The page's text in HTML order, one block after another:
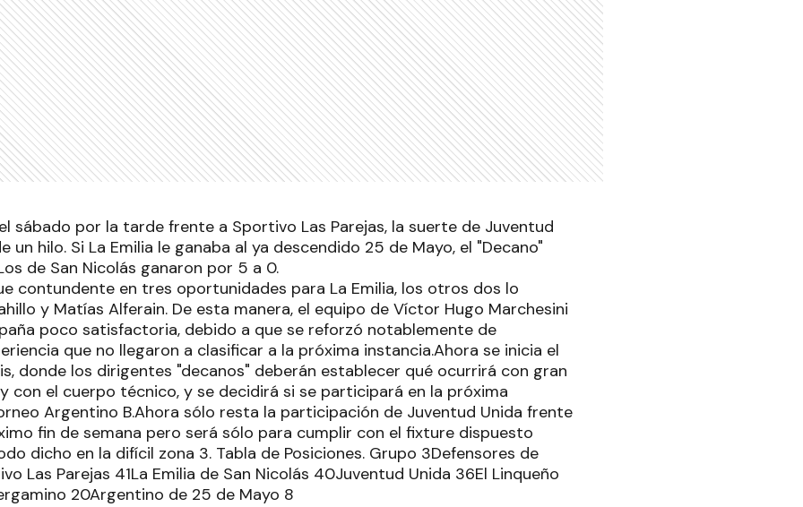
sábado por la tarde frente a Sportivo Las Parejas, la suerte de Juventud
un hilo. Si La Emilia le ganaba al ya descendido 25 de Mayo, el "Decano"
de San Nicolás ganaron por 5 a 0.
contundente en tres oportunidades para La Emilia, los otros dos lo
y Matías Alferain. De esta manera, el equipo de Víctor Hugo Marchesini
poco satisfactoria, debido a que se reforzó notablemente de
que no llegaron a clasificar a la próxima instancia.Ahora se inicia el
donde los dirigentes "decanos" deberán establecer qué ocurrirá con gran
con el cuerpo técnico, y se decidirá si se participará en la próxima
Argentino B.Ahora sólo resta la participación de Juventud Unida frente
fin de semana pero será sólo para cumplir con el fixture dispuesto
dicho en la difícil zona 3. Tabla de Posiciones. Grupo 3Defensores de
Las Parejas 41La Emilia de San Nicolás 40Juventud Unida 36El Linqueño
20Argentino de 25 de Mayo 8